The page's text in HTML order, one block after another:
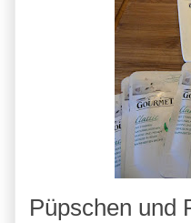
Püpschen und